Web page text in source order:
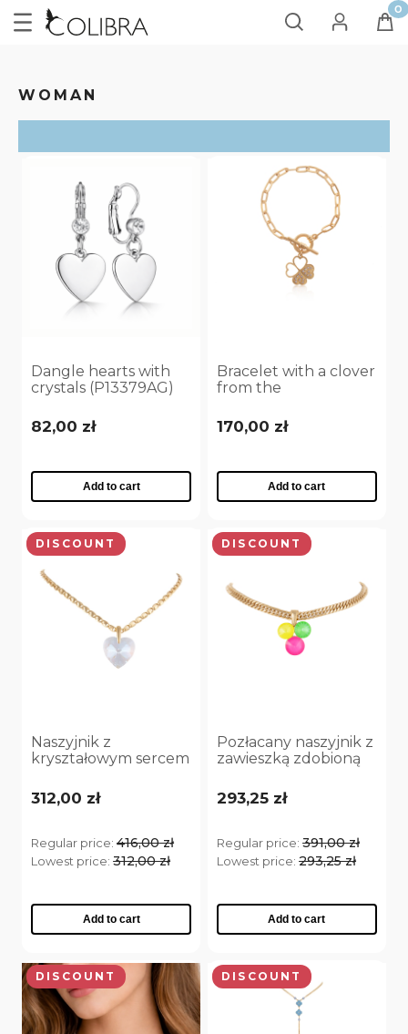
WOMAN
KOLOR BRANSOLETY
biały (2)
camel wężowy (2)
czarny
more
Złoto (3)
Srebro
SPOSÓB WYKOŃCZENIA
ROZMIAR
L - 8 (1)
SPOSÓB WYKOŃCZENIA
Złoto (2)
Srebro
Dangle hearts with
crystals (P13379AG)
82,00 zł
Add to cart
Bracelet with a clover
from the
Collection
(B24\/MER\/08AU)
170,00 zł
Add to cart
Naszyjnik z
kryształowym sercem
312,00 zł
Regular price:416,00 zł
Lowest price:312,00 zł
Add to cart
DISCOUNT
Pozłacany naszyjnik z
zawieszką zdobioną
średnicy 14mm i 16
mm (C25/JES/210AU)
293,25 zł
Regular price:391,00 zł
Lowest price:293,25 zł
Add to cart
DISCOUNT
DISCOUNT DISCOUNT